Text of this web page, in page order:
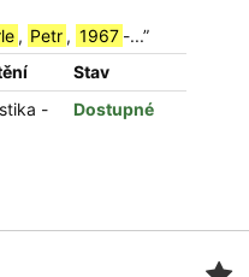
, Petr , 1967 -...”
Stav
-
Dostupné